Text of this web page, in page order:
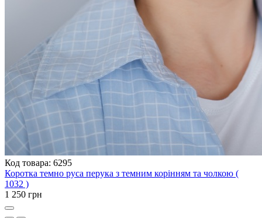
Код товара: 6295
Коротка темно руса перука з темним корінням та чолкою (
1032 )
1 250 грн